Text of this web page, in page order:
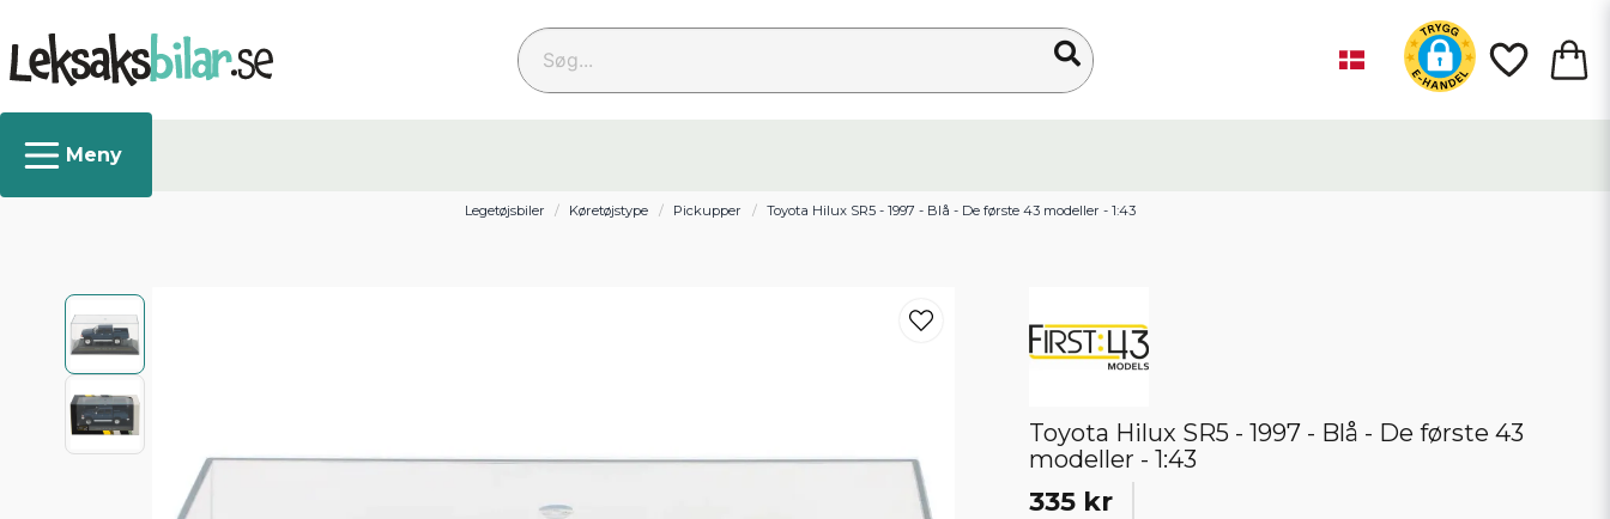
Søg...
Legetøjsbiler Køretøjstype Pickupper Toyota Hilux SR5 - 1997 - Blå - De første 43 modeller - 1:43
Toyota Hilux SR5 - 1997 - Blå - De første 43
modeller - 1:43
335 kr